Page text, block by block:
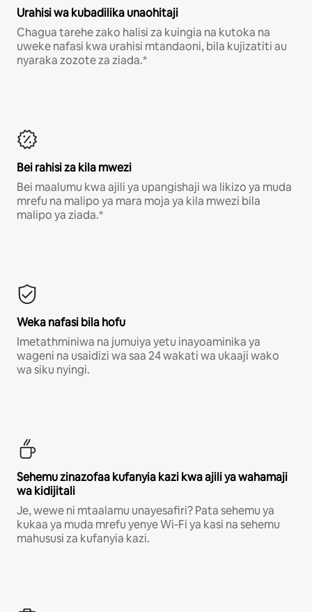
Urahisi wa kubadilika unaohitaji
Chagua tarehe zako halisi za kuingia na kutoka na
uweke nafasi kwa urahisi mtandaoni, bila kujizatiti au
nyaraka zozote za ziada.*
Bei rahisi za kila mwezi
Bei maalumu kwa ajili ya upangishaji wa likizo ya muda
mrefu na malipo ya mara moja ya kila mwezi bila
malipo ya ziada.*
Weka nafasi bila hofu
Imetathminiwa na jumuiya yetu inayoaminika ya
wageni na usaidizi wa saa 24 wakati wa ukaaji wako
wa siku nyingi.
Sehemu zinazofaa kufanyia kazi kwa ajili ya wahamaji
wa kidijitali
Je, wewe ni mtaalamu unayesafiri? Pata sehemu ya
kukaa ya muda mrefu yenye Wi-Fi ya kasi na sehemu
mahususi za kufanyia kazi.